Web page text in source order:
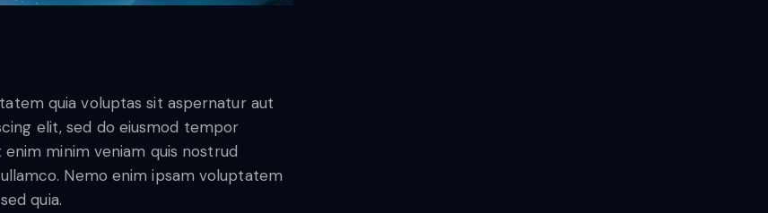
quia voluptas sit aspernatur aut
elit, sed do eiusmod tempor
minim veniam quis nostrud
Nemo enim ipsam voluptatem
quia.